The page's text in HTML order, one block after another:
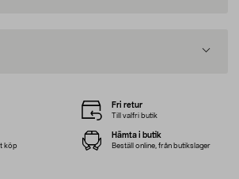
Fri retur
Till valfri butik
köp
Hämta i butik
Beställ online, från butikslager